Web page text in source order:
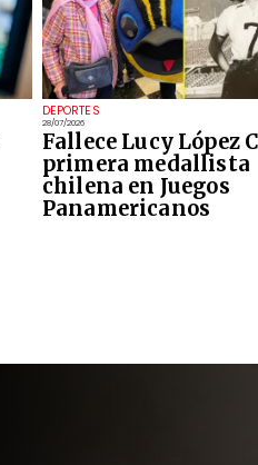
DEPORTES
28/07/2026
Fallece Lucy López
primera medallista
chilena en Juegos
Panamericanos